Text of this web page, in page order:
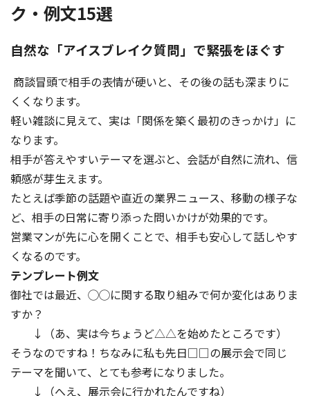
ク・例文15選
自然な「アイスブレイク質問」で緊張をほぐす
商談冒頭で相手の表情が硬いと、その後の話も深まりに
くくなります。
軽い雑談に見えて、実は「関係を築く最初のきっかけ」に
なります。
相手が答えやすいテーマを選ぶと、会話が自然に流れ、信
頼感が芽生えます。
たとえば季節の話題や直近の業界ニュース、移動の様子な
ど、相手の日常に寄り添った問いかけが効果的です。
営業マンが先に心を開くことで、相手も安心して話しやす
くなるのです。
テンプレート例文
御社では最近、◯◯に関する取り組みで何か変化はありま
すか？
↓（あ、実は今ちょうど△△を始めたところです）
そうなのですね！ちなみに私も先日□□の展示会で同じ
テーマを聞いて、とても参考になりました。
↓（へえ、展示会に行かれたんですね）